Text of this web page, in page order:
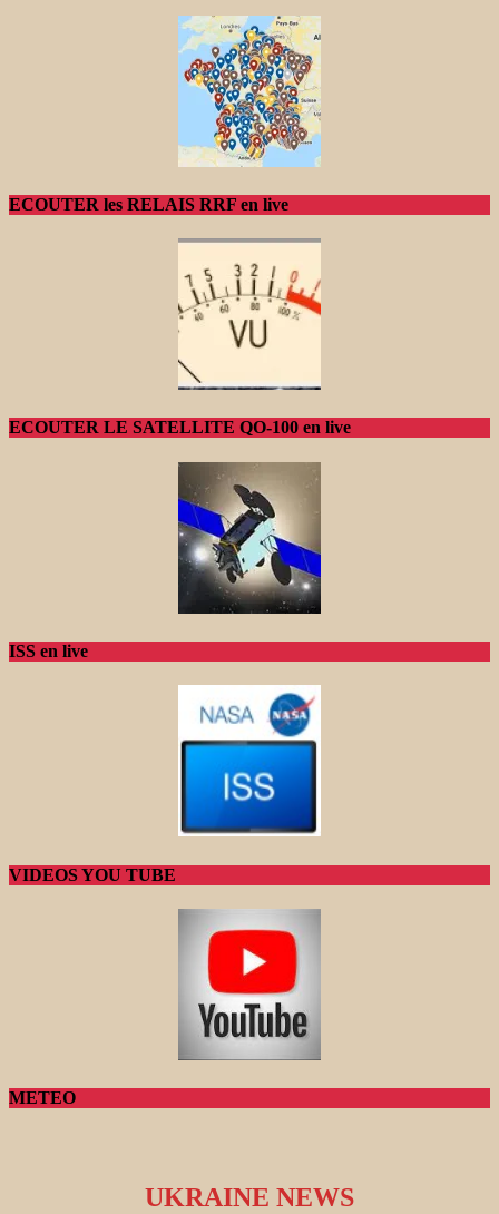
ECOUTER les RELAIS RRF en live
ECOUTER LE SATELLITE QO-100 en live
ISS en live
VIDEOS YOU TUBE
METEO
UKRAINE NEWS